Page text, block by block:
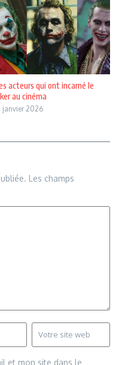
acteurs qui ont incarné le
au cinéma
janvier 2026
Les champs
et mon site dans le